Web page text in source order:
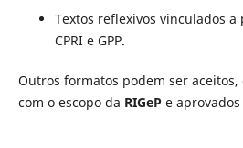
Textos reflexivos vinculados
CPRI e GPP.
Outros formatos podem ser
com o escopo da RIGePe